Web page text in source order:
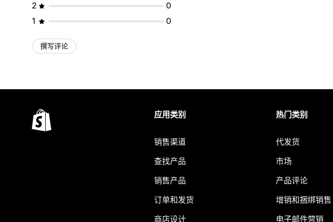
2
0
1
0
撰写评论
应用类别
销售渠道
查找产品
销售产品
订单和发货
商店设计
热门类别
代发货
市场
产品评论
增销和捆绑销售
电子邮件营销